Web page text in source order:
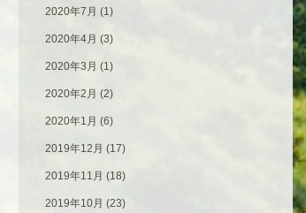
2020年7月 (1)
2020年4月 (3)
2020年3月 (1)
2020年2月 (2)
2020年1月 (6)
2019年12月 (17)
2019年11月 (18)
2019年10月 (23)